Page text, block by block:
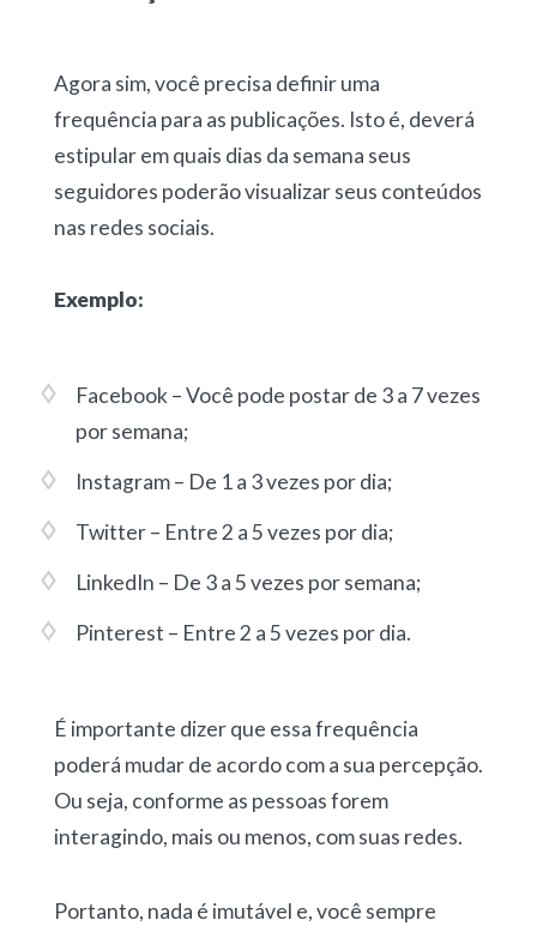
Agora sim, você precisa definir uma
frequência para as publicações. Isto é, deverá
estipular em quais dias da semana seus
seguidores poderão visualizar seus conteúdos
nas redes sociais.
Exemplo:
Facebook – Você pode postar de 3 a 7 vezes
por semana;
Instagram – De 1 a 3 vezes por dia;
Twitter – Entre 2 a 5 vezes por dia;
LinkedIn – De 3 a 5 vezes por semana;
Pinterest – Entre 2 a 5 vezes por dia.
É importante dizer que essa frequência
poderá mudar de acordo com a sua percepção.
Ou seja, conforme as pessoas forem
interagindo, mais ou menos, com suas redes.
Portanto, nada é imutável e, você sempre